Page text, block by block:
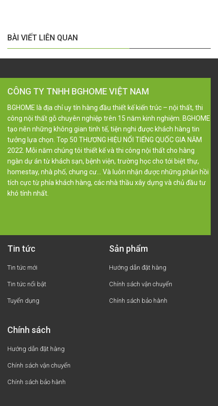
BÀI VIẾT LIÊN QUAN
CÔNG TY TNHH BGHOME VIỆT NAM
BGHOME là địa chỉ uy tín hàng đầu thiết kế kiến trúc – nội thất, thi
công nội thất gỗ chuyên nghiệp trên 15 năm kinh nghiệm. BGHOME
tạo nên những không gian tinh tế, tiện nghi được khách hàng tin
tưởng lựa chọn. Top 50 THƯƠNG HIỆU NỔI TIẾNG QUỐC GIA NĂM
2022. Mỗi năm chúng tôi thiết kế và thi công nội thất cho hàng
ngàn dự án từ khách sạn, bệnh viện, trường học cho tới biệt thự,
homestay, nhà phố, chung cư… Và luôn nhận được những phản hồi
tích cực từ phía khách hàng, các nhà thầu xây dựng và chủ đầu tư
khó tính nhất.
Tin tức
Tin tức mới
Tin tức nổi bật
Tuyển dụng
Sản phẩm
Hướng dẫn đặt hàng
Chính sách vận chuyển
Chính sách bảo hành
Chính sách
Hướng dẫn đặt hàng
Chính sách vận chuyển
Chính sách bảo hành